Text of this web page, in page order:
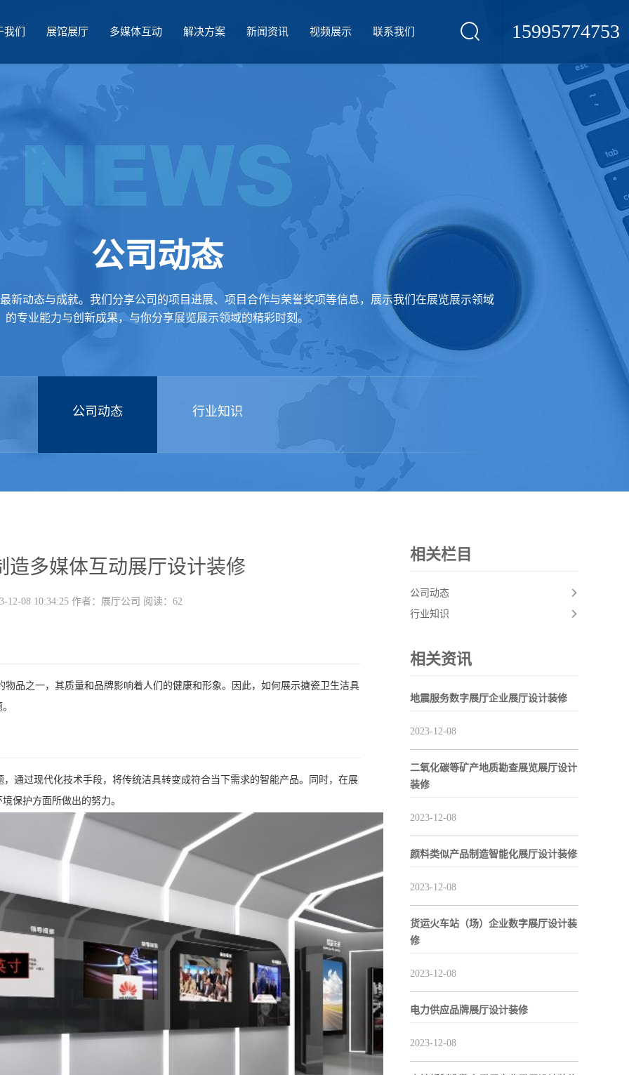
15995774753
们 展馆展厅 多媒体互动 解决方案 新闻资讯 视频展示 联系我们
公司动态
新动态与成就。我们分享公司的项目进展、项目合作与荣誉奖项等信息，展示我们在展览展示领域
的专业能力与创新成果，与你分享展览展示领域的精彩时刻。
公司动态 行业知识
造多媒体互动展厅设计装修
12-08 10:34:25 作者：展厅公司 阅读：62
品之一，其质量和品牌影响着人们的健康和形象。因此，如何展示搪瓷卫生洁具
，通过现代化技术手段，将传统洁具转变成符合当下需求的智能产品。同时，在展
保护方面所做出的努力。
相关栏目
公司动态
行业知识
相关资讯
地震服务数字展厅企业展厅设计装修
2023-12-08
二氧化碳等矿产地质勘查展览展厅设计
装修
2023-12-08
颜料类似产品制造智能化展厅设计装修
2023-12-08
货运火车站（场）企业数字展厅设计装
修
2023-12-08
电力供应品牌展厅设计装修
2023-12-08